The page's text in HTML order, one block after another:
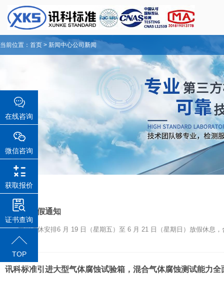
当前位置： 首页 > 新闻中心公司新闻
端午节放假通知
一、放假调休安排6 月 19 日（星期五）至 6 月 21 日（星期日）放假休息
讯科标准引进大型气体腐蚀试验箱，混合气体腐蚀测试能力全
在线咨询
微信咨询
获取报价
证书查询
TOP